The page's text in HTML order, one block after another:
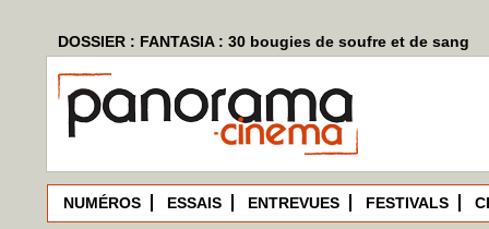
DOSSIER : FANTASIA : 30 bougies de soufre et de sang
NUMÉROS ESSAIS ENTREVUES FESTIVALS